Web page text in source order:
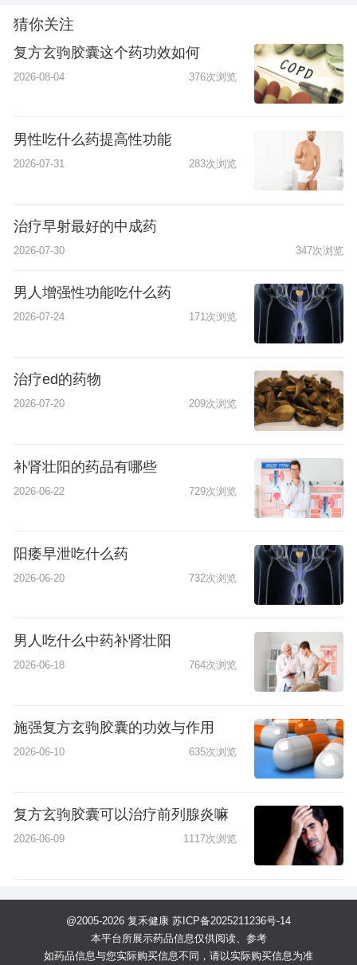
猜你关注
复方玄驹胶囊这个药功效如何
2026-08-04 376次浏览
男性吃什么药提高性功能
2026-07-31 283次浏览
治疗早射最好的中成药
2026-07-30 347次浏览
男人增强性功能吃什么药
2026-07-24 171次浏览
治疗ed的药物
2026-07-20 209次浏览
补肾壮阳的药品有哪些
2026-06-22 729次浏览
阳痿早泄吃什么药
2026-06-20 732次浏览
男人吃什么中药补肾壮阳
2026-06-18 764次浏览
施强复方玄驹胶囊的功效与作用
2026-06-10 635次浏览
复方玄驹胶囊可以治疗前列腺炎嘛
2026-06-09 1117次浏览
@2005-2026 复禾健康 苏ICP备2025211236号-14
本平台所展示药品信息仅供阅读、参考
如药品信息与您实际购买信息不同，请以实际购买信息为准